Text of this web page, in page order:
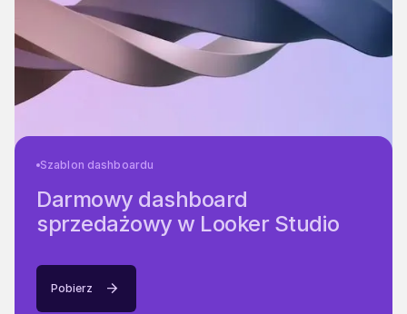
Szablon dashboardu
Darmowy dashboard
sprzedażowy w Looker Studio
Pobierz